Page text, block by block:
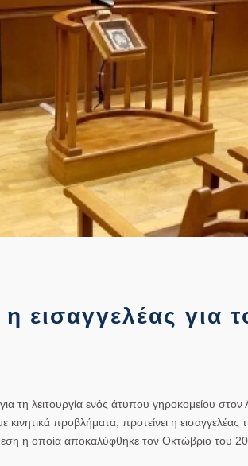
εισαγγελέας για
τη λειτουργία ενός άτυπου γηροκομείου
κινητικά προβλήματα, προτείνει η
η οποία αποκαλύφθηκε τον Οκτώβριο του